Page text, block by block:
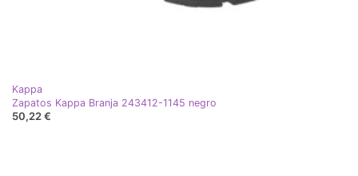
Kappa
Zapatos Kappa Branja 243412-1145 negro
50,22 €